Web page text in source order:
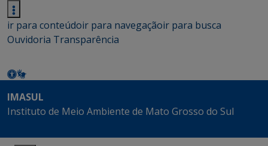
ir para conteúdoir para navegaçãoir para busca
Ouvidoria Transparência
IMASUL
Instituto de Meio Ambiente de Mato Grosso do Sul